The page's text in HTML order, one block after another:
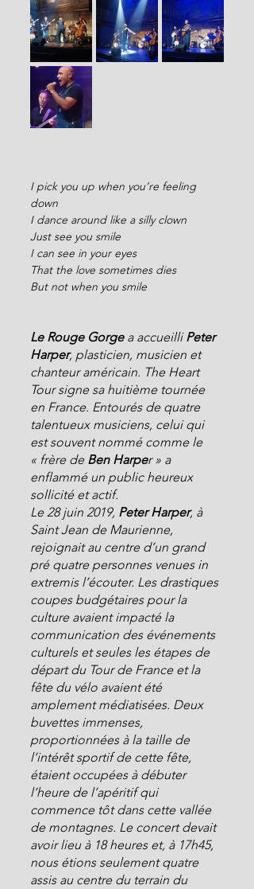
I pick you up when you’re feeling
down
I dance around like a silly clown
Just see you smile
I can see in your eyes
That the love sometimes dies
But not when you smile
Le Rouge Gorge a accueilli Peter
Harper, plasticien, musicien et
chanteur américain. The Heart
Tour signe sa huitième tournée
en France. Entourés de quatre
talentueux musiciens, celui qui
est souvent nommé comme le
« frère de Ben Harper » a
enflammé un public heureux
sollicité et actif.
Le 28 juin 2019, Peter Harper, à
Saint Jean de Maurienne,
rejoignait au centre d’un grand
pré quatre personnes venues in
extremis l’écouter. Les drastiques
coupes budgétaires pour la
culture avaient impacté la
communication des événements
culturels et seules les étapes de
départ du Tour de France et la
fête du vélo avaient été
amplement médiatisées. Deux
buvettes immenses,
proportionnées à la taille de
l’intérêt sportif de cette fête,
étaient occupées à débuter
l’heure de l’apéritif qui
commence tôt dans cette vallée
de montagnes. Le concert devait
avoir lieu à 18 heures et, à 17h45,
nous étions seulement quatre
assis au centre du terrain du